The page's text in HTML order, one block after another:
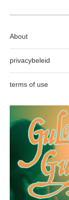
About
privacybeleid
terms of use